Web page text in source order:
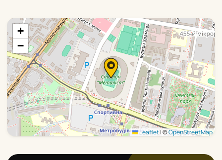
+
−
Leaflet|©OpenStreetMap